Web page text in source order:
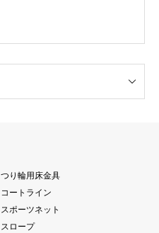
つり輪用床金具
コートライン
スポーツネット
スロープ